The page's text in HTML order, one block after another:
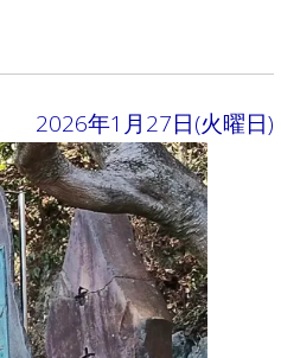
2026年1月27日(火曜日)